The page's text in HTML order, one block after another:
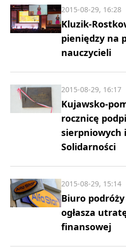
Kluzik-
pieniędzy na
nauczycieli
2015-08-29, 16:28
Kujawsko-
rocznicę
sierpniowych
Solidarności
2015-08-29, 16:17
Biuro
ogłasza
finansowej
2015-08-29, 15:14